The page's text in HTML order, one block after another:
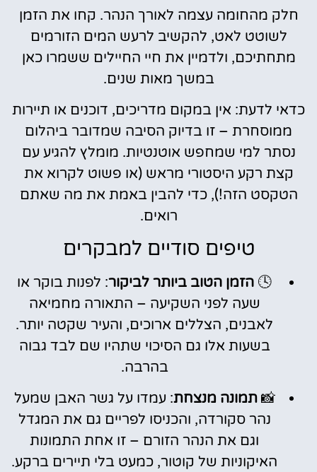
חלק מהחומה עצמה לאורך הנהר. קחו את הזמן
לשוטט לאט, להקשיב לרעש המים הזורמים
מתחתיכם, ולדמיין את חיי החיילים ששמרו כאן
במשך מאות שנים.
כדאי לדעת: אין במקום מדריכים, דוכנים או תיירות
ממוסחרת – זו בדיוק הסיבה שמדובר ביהלום
נסתר למי שמחפש אוטנטיות. מומלץ להגיע עם
קצת רקע היסטורי מראש (או פשוט לקרוא את
הטקסט הזה!), כדי להבין באמת את מה שאתם
רואים.
טיפים סודיים למבקרים
🕓 הזמן הטוב ביותר לביקור: לפנות בוקר או
שעה לפני השקיעה – התאורה מחמיאה
לאבנים, הצללים ארוכים, והעיר שקטה יותר.
בשעות אלו גם הסיכוי שתהיו שם לבד גבוה
בהרבה.
📸תמונה מנצחת: עמדו על גשר האבן שמעל
נהר סקורדה, והכניסו לפריים גם את המגדל
וגם את הנהר הזורם – זו אחת התמונות
האיקוניות של קוטור, כמעט בלי תיירים ברקע.